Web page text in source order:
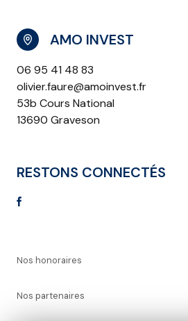
AMO INVEST
06 95 41 48 83
olivier.faure@amoinvest.fr
53b Cours National
13690 Graveson
RESTONS CONNECTÉS
Nos honoraires
Nos partenaires